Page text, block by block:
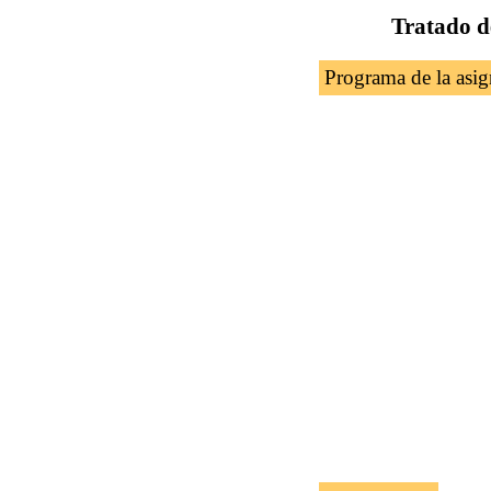
Tratado
Programa de la
Introducción
Beneficios
Certificado
Comercio